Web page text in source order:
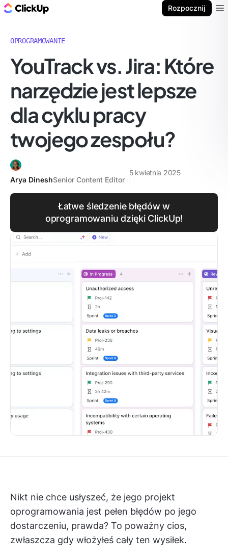
Rozpocznij
OPROGRAMOWANIE
YouTrack vs. Jira: Które
narzędzie jest lepsze
dla cyklu pracy
twojego zespołu?
Arya DineshSenior Content Editor
5 kwietnia 2025
Łatwe śledzenie błędów w
oprogramowaniu dzięki ClickUp!
Nikt nie chce usłyszeć, że jego projekt
oprogramowania jest pełen błędów po jego
dostarczeniu, prawda? To poważny cios,
zwłaszcza gdy włożyłeś cały ten wysiłek.